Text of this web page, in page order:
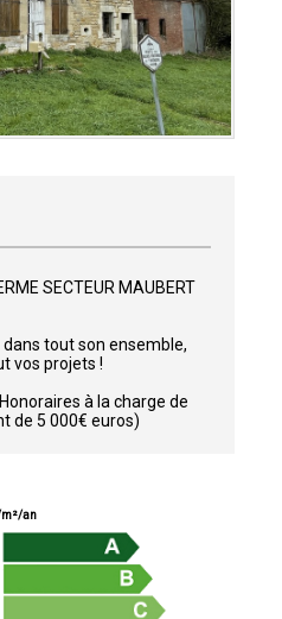
SECTEUR MAUBERT
tout son ensemble,
vos projets !
à la charge de
de 5 000€ euros)
m²/an